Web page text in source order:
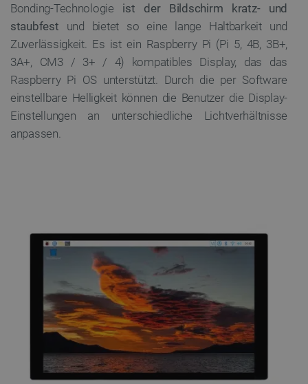
Bonding-Technologie ist der Bildschirm kratz- und
staubfest und bietet so eine lange Haltbarkeit und
Zuverlässigkeit. Es ist ein Raspberry Pi (Pi 5, 4B, 3B+,
3A+, CM3 / 3+ / 4) kompatibles Display, das das
Raspberry Pi OS unterstützt. Durch die per Software
einstellbare Helligkeit können die Benutzer die Display-
Einstellungen an unterschiedliche Lichtverhältnisse
anpassen.